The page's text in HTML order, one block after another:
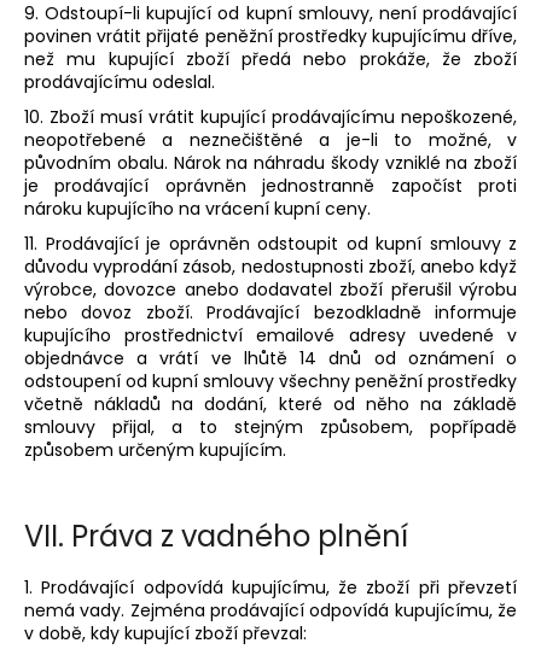
9. Odstoupí-li kupující od kupní smlouvy, není prodávající
povinen vrátit přijaté peněžní prostředky kupujícímu dříve,
než mu kupující zboží předá nebo prokáže, že zboží
prodávajícímu odeslal.
10. Zboží musí vrátit kupující prodávajícímu nepoškozené,
neopotřebené a neznečištěné a je-li to možné, v
původním obalu. Nárok na náhradu škody vzniklé na zboží
je prodávající oprávněn jednostranně započíst proti
nároku kupujícího na vrácení kupní ceny.
11. Prodávající je oprávněn odstoupit od kupní smlouvy z
důvodu vyprodání zásob, nedostupnosti zboží, anebo když
výrobce, dovozce anebo dodavatel zboží přerušil výrobu
nebo dovoz zboží. Prodávající bezodkladně informuje
kupujícího prostřednictví emailové adresy uvedené v
objednávce a vrátí ve lhůtě 14 dnů od oznámení o
odstoupení od kupní smlouvy všechny peněžní prostředky
včetně nákladů na dodání, které od něho na základě
smlouvy přijal, a to stejným způsobem, popřípadě
způsobem určeným kupujícím.
VII. Práva z vadného plnění
1. Prodávající odpovídá kupujícímu, že zboží při převzetí
nemá vady. Zejména prodávající odpovídá kupujícímu, že
v době, kdy kupující zboží převzal: